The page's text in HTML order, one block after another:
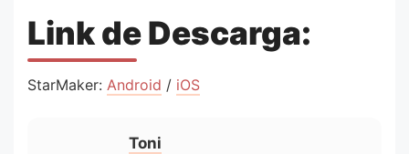
Link de Descarga:
StarMaker: Android / iOS
Toni